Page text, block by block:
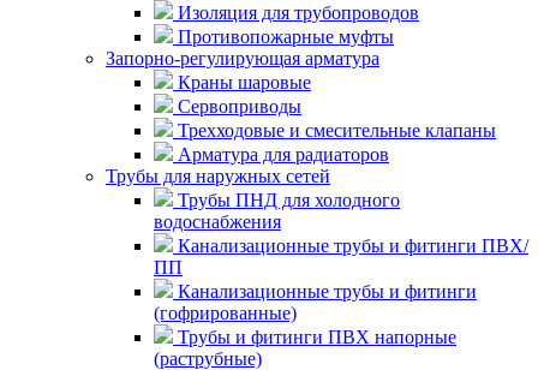
Изоляция для трубопроводов
Противопожарные муфты
Запорно-регулирующая арматура
Краны шаровые
Сервоприводы
Трехходовые и смесительные клапаны
Арматура для радиаторов
Трубы для наружных сетей
Трубы ПНД для холодного
водоснабжения
Канализационные трубы и фитинги ПВХ/
ПП
Канализационные трубы и фитинги
(гофрированные)
Трубы и фитинги ПВХ напорные
(раструбные)